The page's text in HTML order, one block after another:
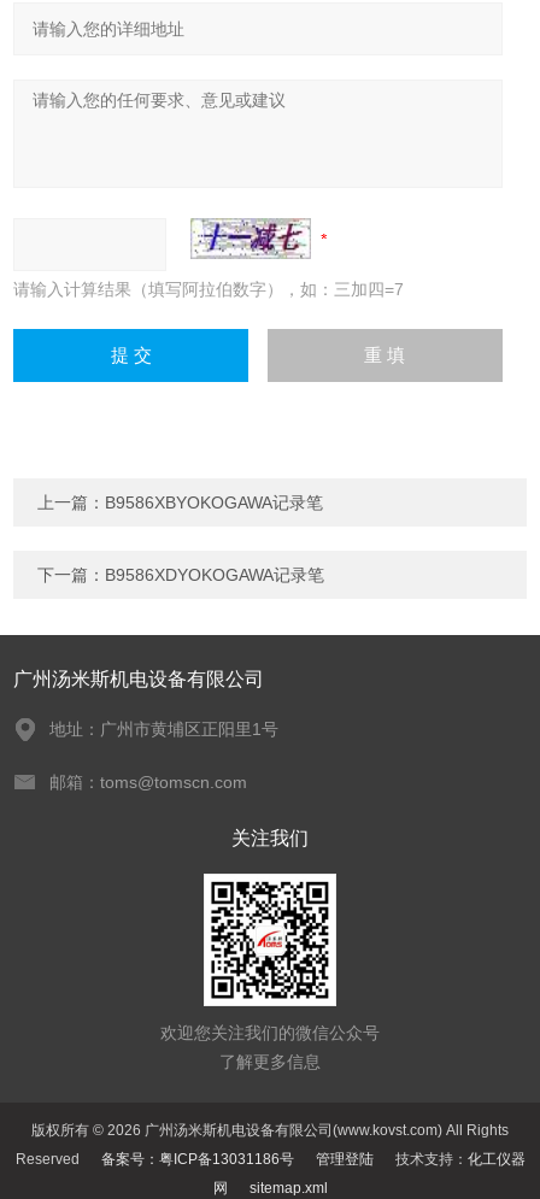
请输入计算结果（填写阿拉伯数字），如：三加四=7
上一篇： B9586XBYOKOGAWA记录笔
下一篇： B9586XDYOKOGAWA记录笔
广州汤米斯机电设备有限公司
地址：广州市黄埔区正阳里1号
邮箱：toms@tomscn.com
关注我们
欢迎您关注我们的微信公众号
了解更多信息
版权所有 © 2026 广州汤米斯机电设备有限公司(www.kovst.com) All Rights
Reserved 备案号：粤ICP备13031186号 管理登陆技术支持： 化工仪器
网
sitemap.xml